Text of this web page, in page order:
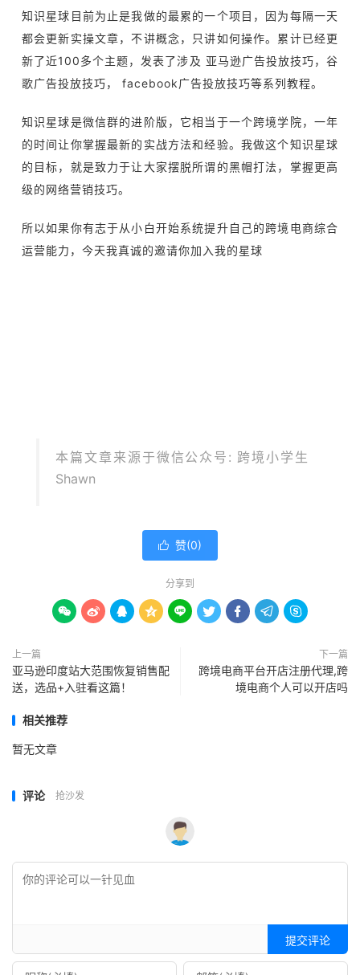
知识星球目前为止是我做的最累的一个项目，因为每隔一天
都会更新实操文章，不讲概念，只讲如何操作。累计已经更
新了近100多个主题，发表了涉及 亚马逊广告投放技巧，谷
歌广告投放技巧， facebook广告投放技巧等系列教程。
知识星球是微信群的进阶版，它相当于一个跨境学院，一年
的时间让你掌握最新的实战方法和经验。我做这个知识星球
的目标，就是致力于让大家摆脱所谓的黑帽打法，掌握更高
级的网络营销技巧。
所以如果你有志于从小白开始系统提升自己的跨境电商综合
运营能力，今天我真诚的邀请你加入我的星球
本篇文章来源于微信公众号: 跨境小学生
Shawn
 赞(0)
分享到
        
上一篇
亚马逊印度站大范围恢复销售配
送，选品+入驻看这篇！
下一篇
跨境电商平台开店注册代理,跨
境电商个人可以开店吗
相关推荐
暂无文章
评论 抢沙发
提交评论